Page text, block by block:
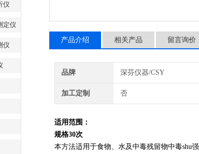
仪
定仪
仪
产品介绍 相关产品 留言询价
品牌 深芬仪器/CSY
加工定制 否
适用范围：
规格30次
本方法适用于食物、水及中毒残留物中毒shu强